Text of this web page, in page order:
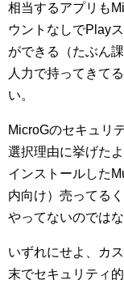
相当するアプリも
ウントなしでPlay
ができる（たぶん
人力で持ってきて
い。
MicroGのセキュリ
選択理由に挙げた
インストールした
内向け）売ってる
やってないのでは
いずれにせよ、カ
末でセキュリティ